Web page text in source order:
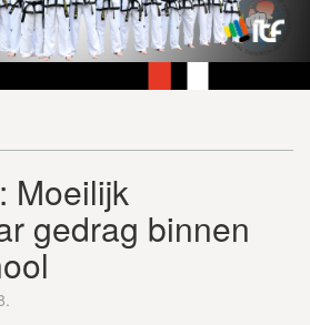
Moeilijk
gedrag binnen